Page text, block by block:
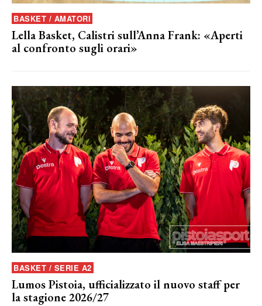
BASKET / AMATORI
Lella Basket, Calistri sull’Anna Frank: «Aperti
al confronto sugli orari»
BASKET / SERIE A2
Lumos Pistoia, ufficializzato il nuovo staff per
la stagione 2026/27